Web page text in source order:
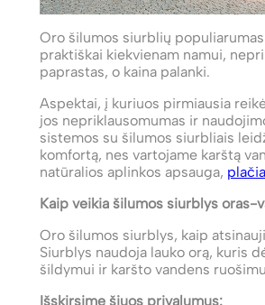
Oro šilumos siurblių
praktiškai kiekvienam namui,
paprastas, o kaina palanki.
Aspektai, į kuriuos pirmiausia
jos nepriklausomumas ir
sistemos su šilumos siurbliais
komfortą, nes vartojame karštą
natūralios aplinkos apsauga,
Kaip veikia šilumos siurblys
Oro šilumos siurblys, kaip
Siurblys naudoja lauko orą, kuris
šildymui ir karšto vandens
Išskirsime šiuos privalumus: